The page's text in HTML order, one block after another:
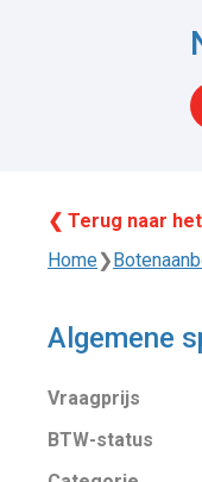
❮ Terug naar
Home❯
Algemene
Vraagprijs
BTW-status